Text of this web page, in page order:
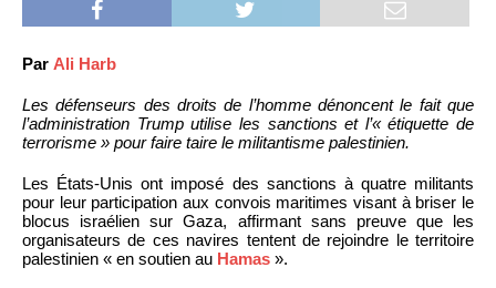
Par Ali Harb
Les défenseurs des droits de l’homme dénoncent le fait que
l’administration Trump utilise les sanctions et l’« étiquette de
terrorisme » pour faire taire le militantisme palestinien.
Les États-Unis ont imposé des sanctions à quatre militants
pour leur participation aux convois maritimes visant à briser le
blocus israélien sur Gaza, affirmant sans preuve que les
organisateurs de ces navires tentent de rejoindre le territoire
palestinien « en soutien au Hamas ».